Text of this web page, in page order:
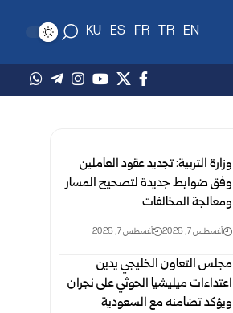
EN
TR
FR
ES
KU
وزارة التربية: تجديد عقود العاملين
وفق ضوابط جديدة لتصحيح المسار
‏ومعالجة المخالفات
أغسطس 7, 2026 أغسطس 7, 2026
مجلس التعاون الخليجي يدين
اعتداءات ميليشيا الحوثي على نجران
ويؤكد تضامنه مع السعودية